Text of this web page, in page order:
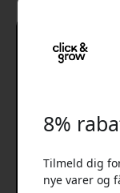
8%
Tilmeld dig
nye varer og
Brug denne